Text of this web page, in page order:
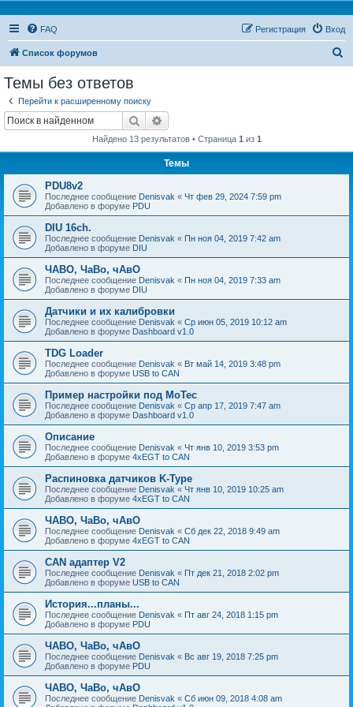
FAQ Вход
Регистрация
Список форумов
Темы без ответов
Перейти к расширенному поиску
Поиск
Найдено 13 результатов • Страница 1 из 1
Темы
PDU8v2
Последнее сообщение Denisvak « Чт фев 29, 2024 7:59 pm
Добавлено в форуме PDU
DIU 16ch.
Последнее сообщение Denisvak « Пн ноя 04, 2019 7:42 am
Добавлено в форуме DIU
ЧАВО, ЧаВо, чАвО
Последнее сообщение Denisvak « Пн ноя 04, 2019 7:33 am
Добавлено в форуме DIU
Датчики и их калибровки
Последнее сообщение Denisvak « Ср июн 05, 2019 10:12 am
Добавлено в форуме Dashboard v1.0
TDG Loader
Последнее сообщение Denisvak « Вт май 14, 2019 3:48 pm
Добавлено в форуме USB to CAN
Пример настройки под MoTec
Последнее сообщение Denisvak « Ср апр 17, 2019 7:47 am
Добавлено в форуме Dashboard v1.0
Описание
Последнее сообщение Denisvak « Чт янв 10, 2019 3:53 pm
Добавлено в форуме 4xEGT to CAN
Распиновка датчиков K-Type
Последнее сообщение Denisvak « Чт янв 10, 2019 10:25 am
Добавлено в форуме 4xEGT to CAN
ЧАВО, ЧаВо, чАвО
Последнее сообщение Denisvak « Сб дек 22, 2018 9:49 am
Добавлено в форуме 4xEGT to CAN
CAN адаптер V2
Последнее сообщение Denisvak « Пт дек 21, 2018 2:02 pm
Добавлено в форуме USB to CAN
История...планы...
Последнее сообщение Denisvak « Пт авг 24, 2018 1:15 pm
Добавлено в форуме PDU
ЧАВО, ЧаВо, чАвО
Последнее сообщение Denisvak « Вс авг 19, 2018 7:25 pm
Добавлено в форуме PDU
ЧАВО, ЧаВо, чАвО
Последнее сообщение Denisvak « Сб июн 09, 2018 4:08 am